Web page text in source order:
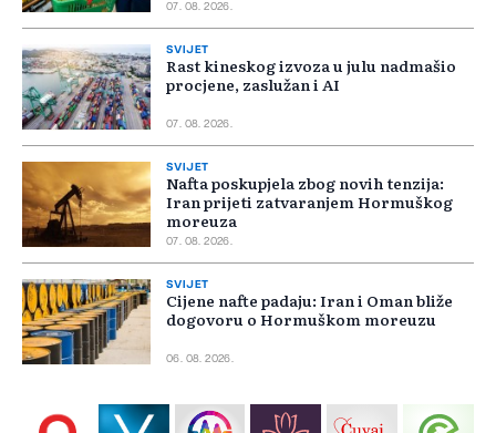
07. 08. 2026.
SVIJET
Rast kineskog izvoza u julu nadmašio
procjene, zaslužan i AI
07. 08. 2026.
SVIJET
Nafta poskupjela zbog novih tenzija:
Iran prijeti zatvaranjem Hormuškog
moreuza
07. 08. 2026.
SVIJET
Cijene nafte padaju: Iran i Oman bliže
dogovoru o Hormuškom moreuzu
06. 08. 2026.